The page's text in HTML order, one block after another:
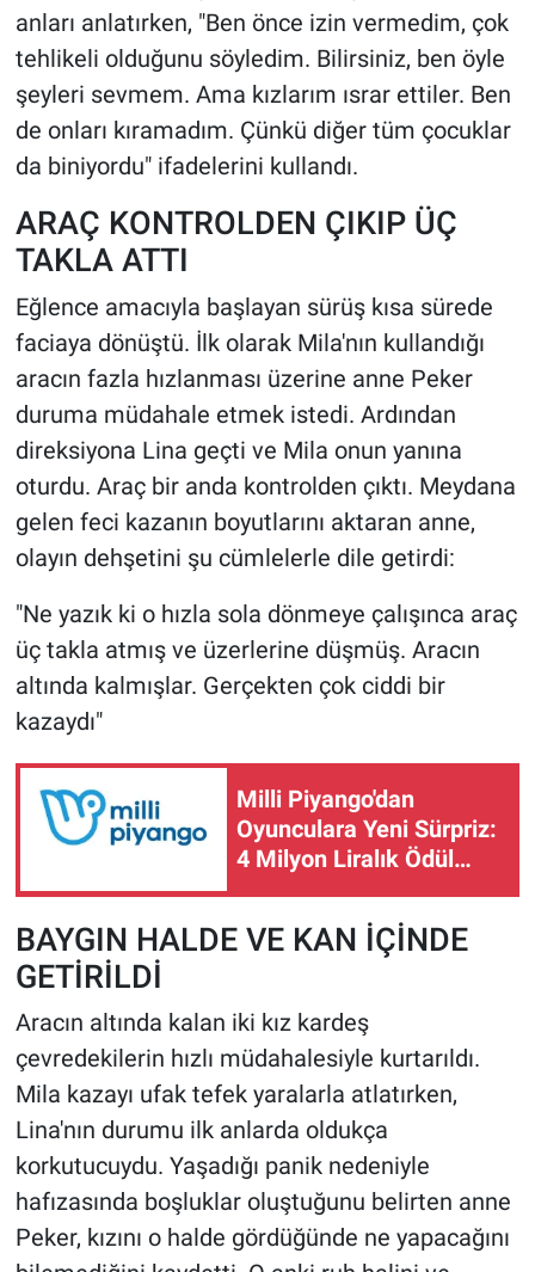
anları anlatırken, "Ben önce izin vermedim, çok
tehlikeli olduğunu söyledim. Bilirsiniz, ben öyle
şeyleri sevmem. Ama kızlarım ısrar ettiler. Ben
de onları kıramadım. Çünkü diğer tüm çocuklar
da biniyordu" ifadelerini kullandı.
ARAÇ KONTROLDEN ÇIKIP ÜÇ
TAKLA ATTI
Eğlence amacıyla başlayan sürüş kısa sürede
faciaya dönüştü. İlk olarak Mila'nın kullandığı
aracın fazla hızlanması üzerine anne Peker
duruma müdahale etmek istedi. Ardından
direksiyona Lina geçti ve Mila onun yanına
oturdu. Araç bir anda kontrolden çıktı. Meydana
gelen feci kazanın boyutlarını aktaran anne,
olayın dehşetini şu cümlelerle dile getirdi:
"Ne yazık ki o hızla sola dönmeye çalışınca araç
üç takla atmış ve üzerlerine düşmüş. Aracın
altında kalmışlar. Gerçekten çok ciddi bir
kazaydı"
Milli Piyango'dan
Oyunculara Yeni Sürpriz:
4 Milyon Liralık Ödül
BAYGIN HALDE VE KAN İÇİNDE
GETİRİLDİ
Aracın altında kalan iki kız kardeş
çevredekilerin hızlı müdahalesiyle kurtarıldı.
Mila kazayı ufak tefek yaralarla atlatırken,
Lina'nın durumu ilk anlarda oldukça
korkutucuydu. Yaşadığı panik nedeniyle
hafızasında boşluklar oluştuğunu belirten anne
Peker, kızını o halde gördüğünde ne yapacağını